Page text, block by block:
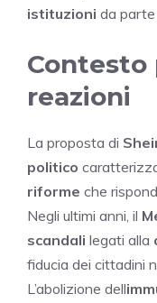
istituzioni da parte
Contesto
reazioni
La proposta di
politico
riforme che
Negli ultimi anni, il
scandali legati alla
fiducia dei cittadini
L’abolizione dell